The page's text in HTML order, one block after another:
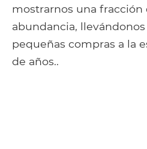
mostrarnos una fracción
abundancia,
pequeñas compras a la
de años..